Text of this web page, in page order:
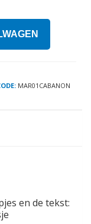
MAR01CABANON
en de tekst: